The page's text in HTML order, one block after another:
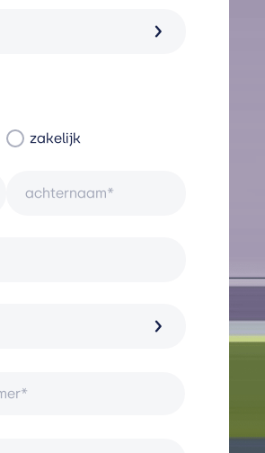
zakelijk